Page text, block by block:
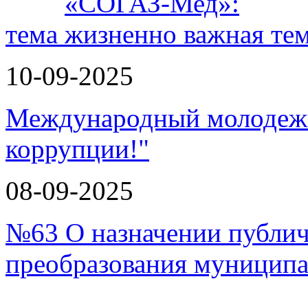
тема
10-09-2025
Международный
коррупции!"
08-09-2025
№63 О назначении
преобразования